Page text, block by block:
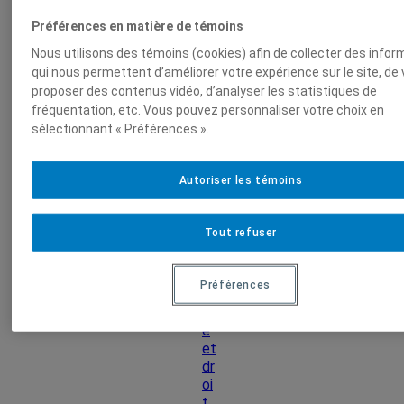
ai
n
e
s
e
S
en
po
liti
e
et
dr
oi
Préférences en matière de témoins
Nous utilisons des témoins (cookies) afin de collecter des
qui nous permettent d’améliorer votre expérience sur le site, de
proposer des contenus vidéo, d’analyser les statistiques de
fréquentation, etc. Vous pouvez personnaliser votre choix en
sélectionnant « Préférences ».
Tout refuser
Autoriser les témoins
Préférences